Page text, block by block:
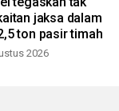
jaksa dalam
ton pasir timah
2026